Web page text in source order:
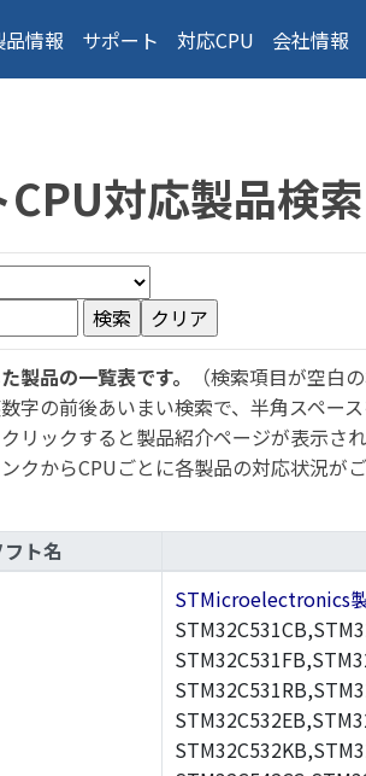
品情報 サポート 対応CPU 会社情報
対応製品検索
製品の一覧表です。
（検索項目が空白
字の前後あいまい検索で、半角スペー
リックすると製品紹介ページが表示され
クからCPUごとに各製品の対応状況がご
ト名
STMicroelectronics